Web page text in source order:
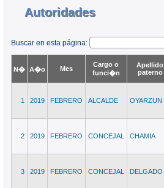
Autoridades
Buscar en esta página:
N� A�o Mes
Cargo o
funci�n
Apellido
paterno
1 2019 FEBRERO ALCALDE OYARZUN
2 2019 FEBRERO CONCEJAL CHAMIA
3 2019 FEBRERO CONCEJAL DELGADO